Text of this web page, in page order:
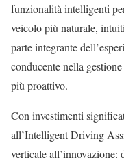
funzionalità intelligenti
veicolo più naturale,
parte integrante
conducente nella
più proattivo.
Con investimenti
all’Intelligent Driving
verticale